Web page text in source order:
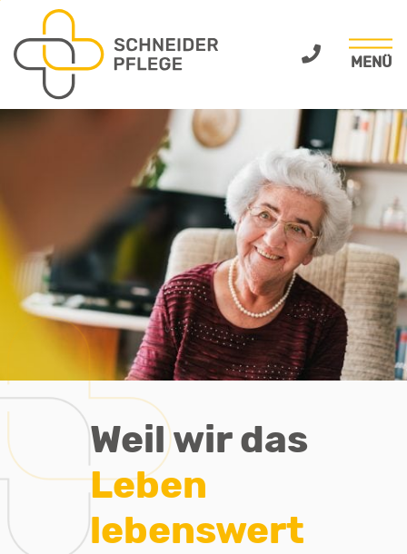
Weil wir das
Leben
lebenswert